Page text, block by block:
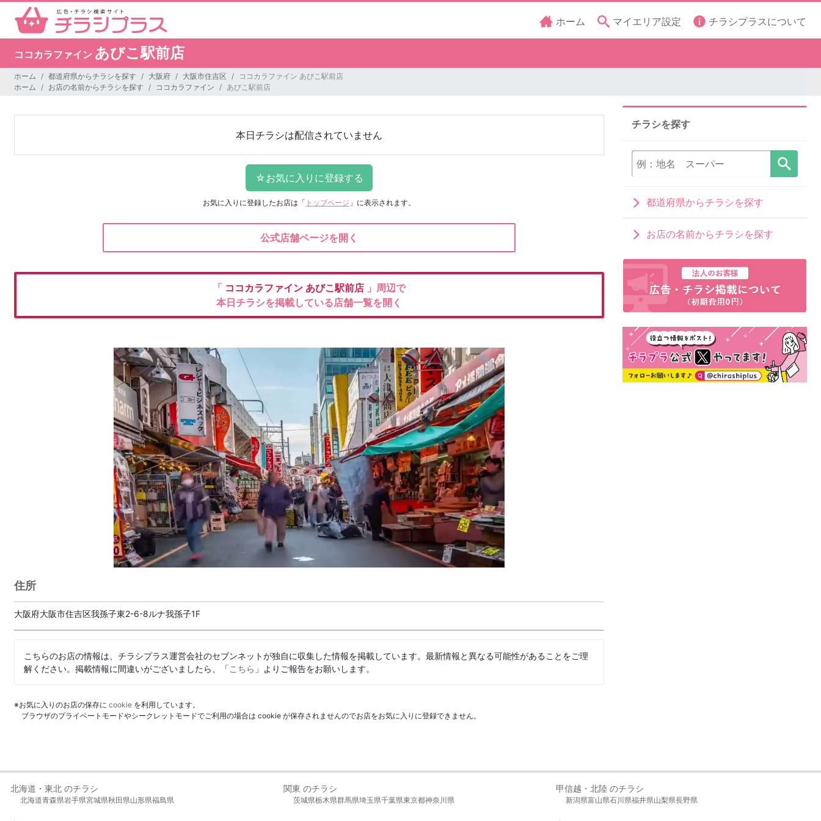
ホーム マイエリア設定 チラシプラスについて
ココカラファイン あびこ駅前店
ホーム 都道府県からチラシを探す 大阪府 大阪市住吉区
ココカラファイン あびこ駅前店
ホーム
お店の名前からチラシを探す ココカラファイン あびこ駅前店
本日チラシは配信されていません
お気に入りに登録したお店は 「 トップページ 」に表示されます。
公式店舗ページを開く
「 ココカラファイン あびこ駅前店 」周辺で
本日チラシを掲載している店舗一覧を開く
住所
大阪府大阪市住吉区我孫子東2-6-8ルナ我孫子1F
こちらのお店の情報は、チラシプラス運営会社のセブンネットが独自に収集した情報を掲載しています。最新情報と異なる可能性があることをご理
解ください。掲載情報に間違いがございましたら、「こちら 」よりご報告をお願いします。
※お気に入りのお店の保存に cookie を利用しています。
ブラウザのプライベートモードやシークレットモードでご利用の場合は cookie が保存されませんのでお店をお気に入りに登録できません。
チラシを探す
都道府県からチラシを探す
お店の名前からチラシを探す
北海道・東北 のチラシ
北海道青森県岩手県宮城県秋田県山形県福島県
関東 のチラシ
茨城県栃木県群馬県埼玉県千葉県東京都神奈川県
甲信越・北陸 のチラシ
新潟県富山県石川県福井県山梨県長野県